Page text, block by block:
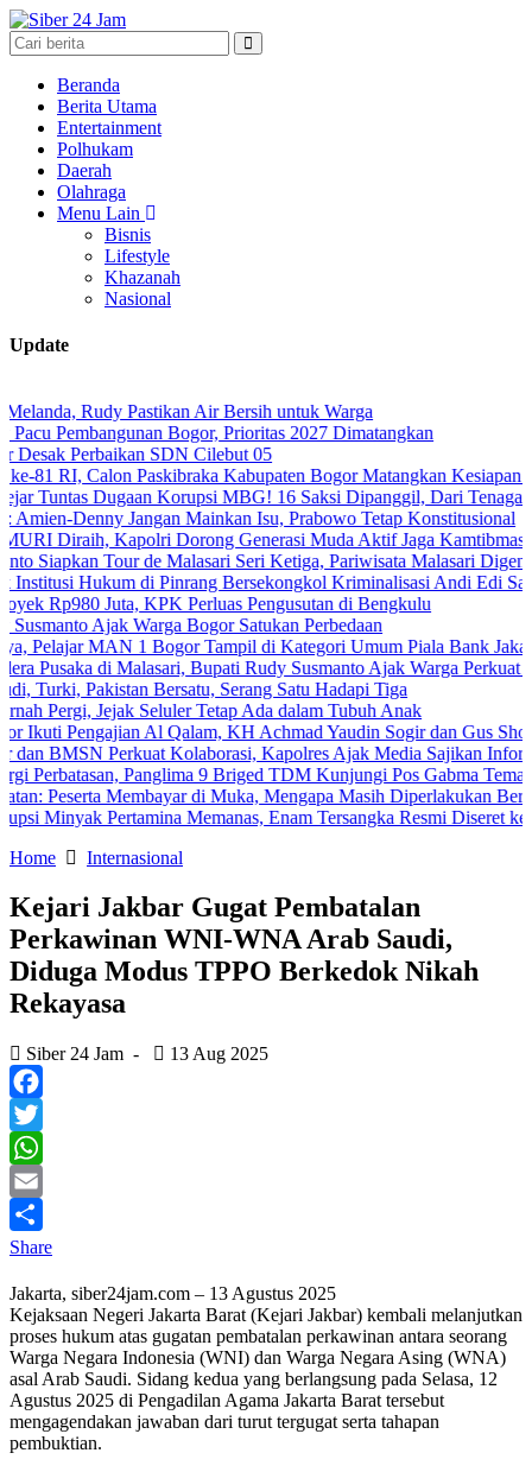
Beranda
Berita Utama
Entertainment
Polhukam
Daerah
Olahraga
Menu Lain
Bisnis
Lifestyle
Khazanah
Nasional
Update
Pastikan Air Bersih untuk Warga
Bogor, Prioritas 2027 Dimatangkan
SDN Cilebut 05
Paskibraka Kabupaten Bogor Matangkan Kesiapan Bertugas
Korupsi MBG! 16 Saksi Dipanggil, Dari Tenaga Ahli hingga
Jangan Mainkan Isu, Prabowo Tetap Konstitusional
Kapolri Dorong Generasi Muda Aktif Jaga Kamtibmas Digital
Tour de Malasari Seri Ketiga, Pariwisata Malasari Digenjot
di Pinrang Bersekongkol Kriminalisasi Andi Edi Sandy
Juta, KPK Perluas Pengusutan di Bengkulu
Warga Bogor Satukan Perbedaan
1 Bogor Tampil di Kategori Umum Piala Bank Jakarta
di Malasari, Bupati Rudy Susmanto Ajak Warga Perkuat Persatuan
Bersatu, Serang Satu Hadapi Tiga
Seluler Tetap Ada dalam Tubuh Anak
Al Qalam, KH Achmad Yaudin Sogir dan Gus Sholeh Beri
Perkuat Kolaborasi, Kapolres Ajak Media Sajikan Informasi Akurat
Panglima 9 Briged TDM Kunjungi Pos Gabma Temajuk dan
Membayar di Muka, Mengapa Masih Diperlakukan Berbeda?
Pertamina Memanas, Enam Tersangka Resmi Diseret ke Meja Hijau
Home
Internasional
Kejari Jakbar Gugat Pembatalan
Perkawinan WNI-WNA Arab Saudi,
Diduga Modus TPPO Berkedok Nikah
Rekayasa
Siber 24 Jam - 13 Aug 2025
Facebook
Twitter
WhatsApp
Email
Share
Jakarta, siber24jam.com – 13 Agustus 2025
Kejaksaan Negeri Jakarta Barat (Kejari Jakbar) kembali melanjutkan
proses hukum atas gugatan pembatalan perkawinan antara seorang
Warga Negara Indonesia (WNI) dan Warga Negara Asing (WNA)
asal Arab Saudi. Sidang kedua yang berlangsung pada Selasa, 12
Agustus 2025 di Pengadilan Agama Jakarta Barat tersebut
mengagendakan jawaban dari turut tergugat serta tahapan
pembuktian.